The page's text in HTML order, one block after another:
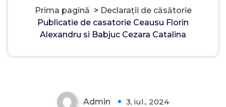
Prima pagină > Declarații de căsătorie
Publicatie de casatorie Ceausu Florin
Alexandru si Babjuc Cezara Catalina
Admin 3, iul., 2024